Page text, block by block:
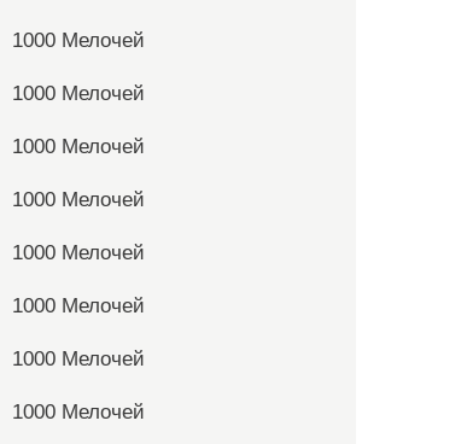
1000 Мелочей
1000 Мелочей
1000 Мелочей
1000 Мелочей
1000 Мелочей
1000 Мелочей
1000 Мелочей
1000 Мелочей